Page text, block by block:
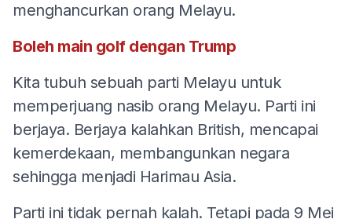
menghancurkan orang Melayu.
Boleh main golf dengan Trump
Kita tubuh sebuah parti Melayu untuk
memperjuang nasib orang Melayu. Parti ini
berjaya. Berjaya kalahkan British, mencapai
kemerdekaan, membangunkan negara
sehingga menjadi Harimau Asia.
Parti ini tidak pernah kalah. Tetapi pada 9 Mei